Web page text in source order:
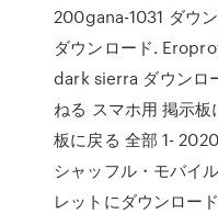
200gana-1031 ダウ
ダウンロード.
dark sierra ダウンロ
ねる スマホ用 掲示
板に戻る 全部 1-
シャッフル・モバイ
レットにダウンロー